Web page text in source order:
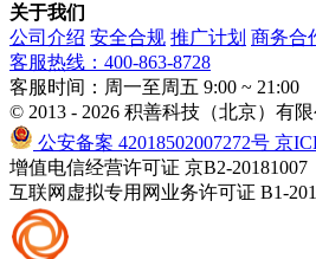
关于我们
公司介绍 安全合规 推广计划 商务合
客服热线：400-863-8728
客服时间：周一至周五 9:00 ~ 21:00
© 2013 - 2026 积善科技（北京）有限
公安备案 42018502007272号 京
增值电信经营许可证 京B2-20181007
互联网虚拟专用网业务许可证 B1-